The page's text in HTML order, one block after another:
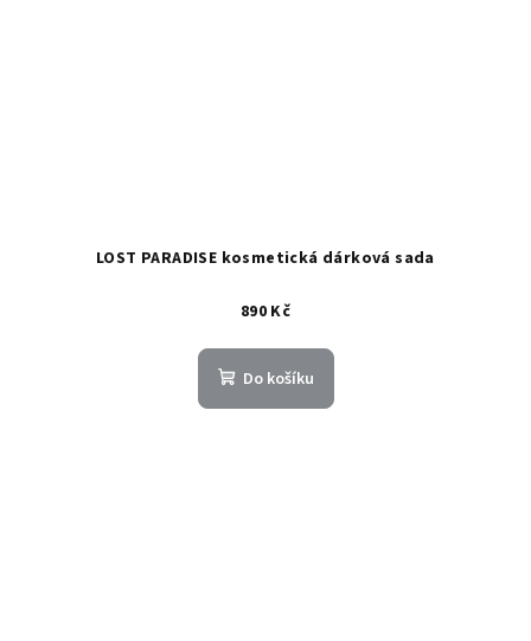
LOST PARADISE kosmetická dárková sada
890 Kč
Do košíku